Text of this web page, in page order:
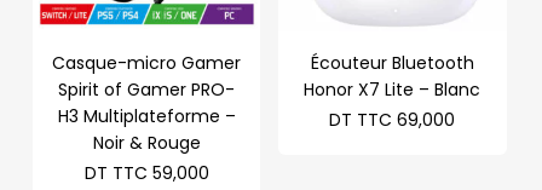
Casque-micro Gamer
Spirit of Gamer PRO-
H3 Multiplateforme –
Noir & Rouge
DT TTC 59,000
Écouteur Bluetooth
Honor X7 Lite – Blanc
DT TTC 69,000